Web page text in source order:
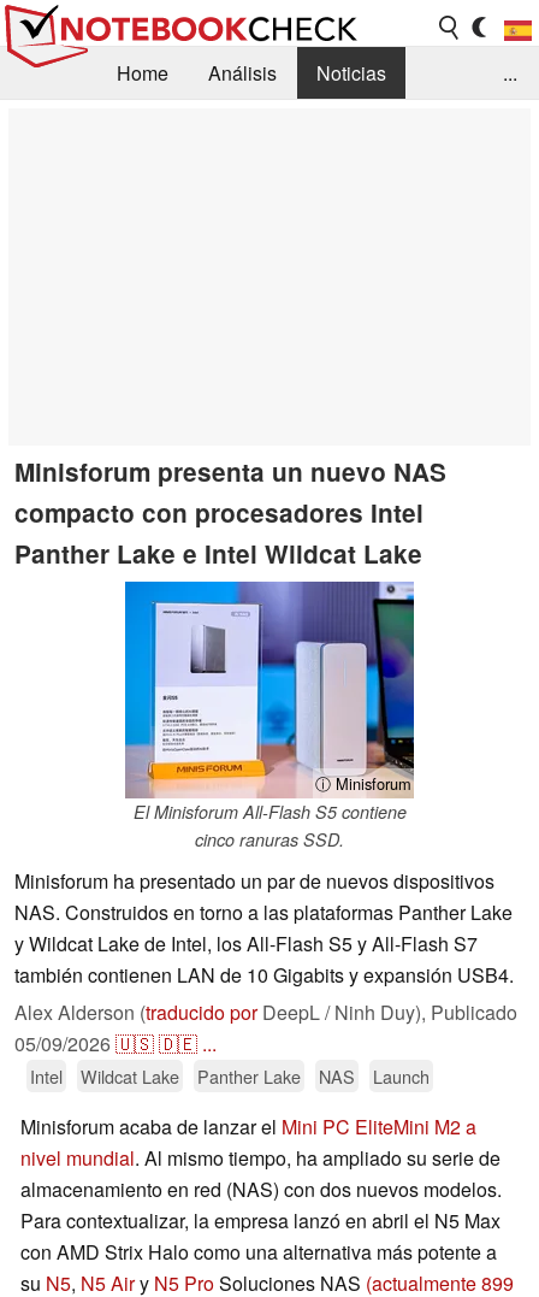
Home Análisis
Noticias
...
Minisforum presenta un nuevo NAS
compacto con procesadores Intel
Panther Lake e Intel Wildcat Lake
ⓘ Minisforum
El Minisforum All-Flash S5 contiene
cinco ranuras SSD.
Minisforum ha presentado un par de nuevos dispositivos
NAS. Construidos en torno a las plataformas Panther Lake
y Wildcat Lake de Intel, los All-Flash S5 y All-Flash S7
también contienen LAN de 10 Gigabits y expansión USB4.
Alex Alderson (traducido porDeepL / Ninh Duy), Publicado
05/09/2026🇺🇸🇩🇪 ...
Intel Wildcat Lake Panther Lake NAS Launch
Minisforum acaba de lanzar el Mini PC EliteMini M2 a
nivel mundial. Al mismo tiempo, ha ampliado su serie de
almacenamiento en red (NAS) con dos nuevos modelos.
Para contextualizar, la empresa lanzó en abril el N5 Max
con AMD Strix Halo como una alternativa más potente a
su N5, N5 Airy N5 ProSoluciones NAS (actualmente 899